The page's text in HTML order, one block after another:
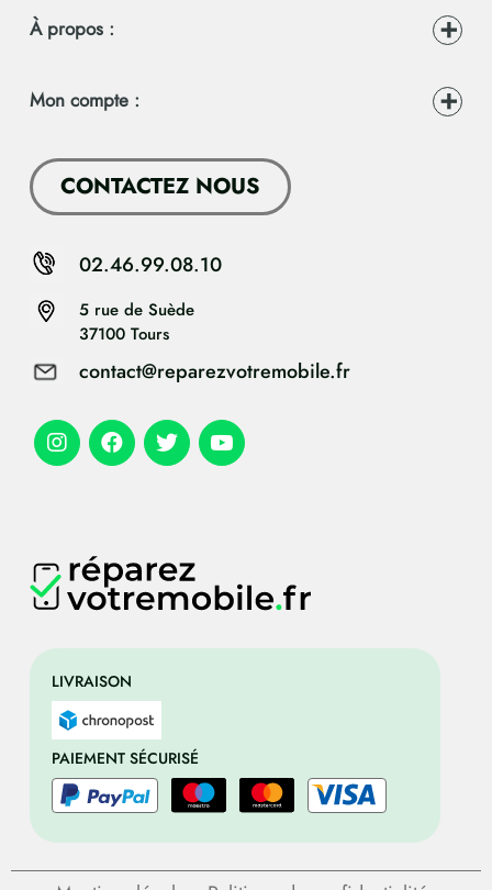
LIVRAISON
PAIEMENT SÉCURISÉ
À propos :
Mon compte :
CONTACTEZ NOUS
5 rue de Suède
37100 Tours
contact@reparezvotremobile.fr
02.46.99.08.10